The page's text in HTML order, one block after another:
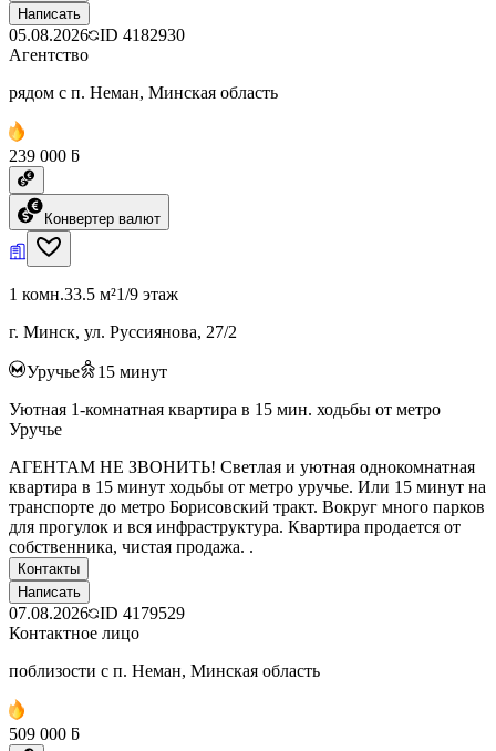
Написать
05.08.2026 ID 4182930
Агентство
рядом с п. Неман, Минская область
239 000 ƃ
Конвертер валют
1 комн.33.5 м²1/9 этаж
г. Минск, ул. Руссиянова, 27/2
Уручье 15 минут
Уютная 1-комнатная квартира в 15 мин. ходьбы от метро
Уручье
АГЕНТАМ НЕ ЗВОНИТЬ! Светлая и уютная однокомнатная
квартира в 15 минут ходьбы от метро уручье. Или 15 минут на
транспорте до метро Борисовский тракт. Вокруг много парков
для прогулок и вся инфраструктура. Квартира продается от
собственника, чистая продажа. .
Контакты
Написать
07.08.2026 ID 4179529
Контактное лицо
поблизости с п. Неман, Минская область
509 000 ƃ